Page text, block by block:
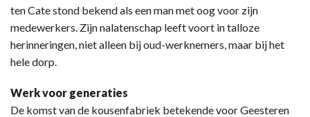
ten Cate stond bekend als een man met oog voor zijn
medewerkers. Zijn nalatenschap leeft voort in talloze
herinneringen, niet alleen bij oud-werknemers, maar bij het
hele dorp.
Werk voor generaties
De komst van de kousenfabriek betekende voor Geesteren